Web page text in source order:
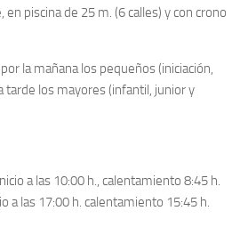
en piscina de 25 m. (6 calles) y con crono
la mañana los pequeños (iniciación,
tarde los mayores (infantil, junior y
a las 10:00 h., calentamiento 8:45 h.
a las 17:00 h. calentamiento 15:45 h.